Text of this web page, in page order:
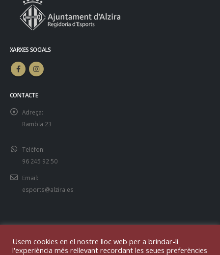
XARXES SOCIALS
CONTACTE
Adreça:
Rambla 23
Telèfon:
96 245 92 50
Email:
esports@alzira.es
Usem cookies en el nostre lloc web per a brindar-li
l'experiència més rellevant recordant les seues preferències